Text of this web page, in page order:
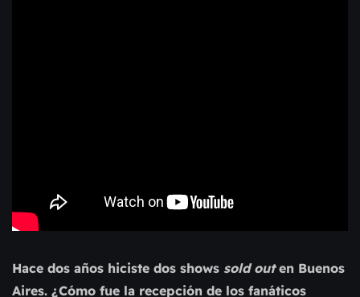
Hace dos años hiciste dos shows sold outen Buenos
Aires. ¿Cómo fue la recepción de los fanáticos